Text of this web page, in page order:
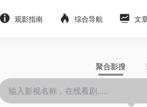
观影指南 综合导航 文
聚合影搜